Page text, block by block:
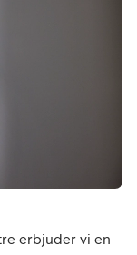
erbjuder vi en